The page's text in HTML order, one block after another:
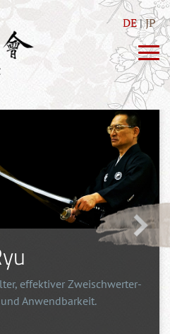
DE JP
effektiver Zweischwerter-
Anwendbarkeit.